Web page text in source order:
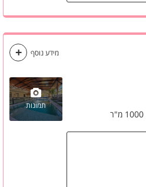
תמונות
מידע נוסף